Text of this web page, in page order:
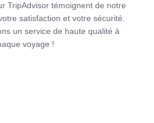
TripAdvisor témoignent de notre
satisfaction et votre sécurité.
un service de haute qualité à
voyage !